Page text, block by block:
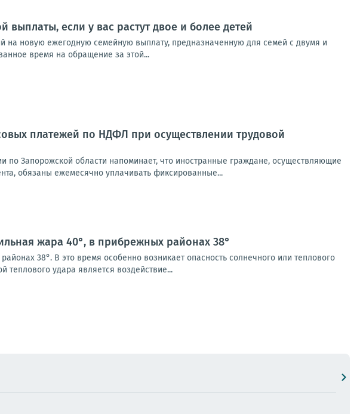
если у вас растут двое и более детей
на новую ежегодную семейную выплату, предназначенную для семей с двумя и
время на обращение за этой...
платежей по НДФЛ при осуществлении трудовой
Запорожской области напоминает, что иностранные граждане, осуществляющие
обязаны ежемесячно уплачивать фиксированные...
жара 40°, в прибрежных районах 38°
38°. В это время особенно возникает опасность солнечного или теплового
удара является воздействие...